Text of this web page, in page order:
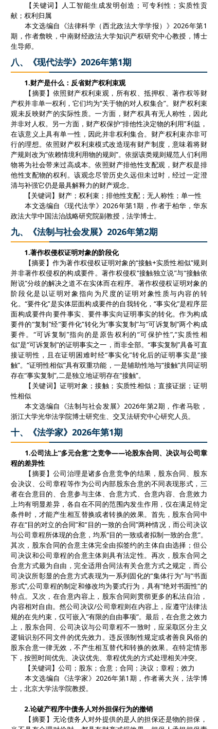
【 关键词 】 人工智能生成发明创造；可专利性；实质性贡
献；权利归属
本文选编自《法律科学（西北政法大学学报）》2026年第1
期，作者詹映，中南财经政法大学知识产权研究中心教授，博士
生导师。
八、《现代法学》2026年第1期
1.财产是什么：反省财产权利束观
【摘要】 依照财产权利束观，所有权、抵押权、著作权等财
产权并非单一权利，它们均为“关于物的对人权集合”。财产权利束
观未反映财产的实际性质。一方面，财产权具有无人称性，因此
并非对人权。另一方面，财产权保护“排他性决定物的利用”利益，
在该意义上具有单一性，因此并非权利集合。财产权利束亦非可
行的理想。依照财产权利束模式改造现有财产制度，意味着将财
产规则改为“依赖情境利用物的规则”。依据该类规则规范人们利用
物将为社会带来过高成本。依照财产排他性支配观，财产权是排
他性支配物的权利。该观念尽管历史久远但未过时，经过一定澄
清与补强它仍是最具解释力的财产观念。
【关键词】 财产；权利束；排他性支配；无人称性；单一性
本文选编自《现代法学》2026年第1期，作者于柏华，华东
政法大学中国法治战略研究院副教授 ，法学博士。
九、《法制与社会发展》2026年第2期
1.著作权侵权证明对象的阶段化
【摘要】 作为著作权侵权证明对象的“接触+实质性相似”规则
并非著作权侵权的构成要件。著作权侵权“接触独立说”与“接触依
附说”分歧的解决之道不在实体而在程序。著作权侵权证明对象的
阶段化是以证明对象指向为尺度的证明对象性质与内容的转
化。“要件化”是实体层面构成要件的自我转化，“事实化”是程序层
面构成要件向要件事实、要件事实向证明事实的转化。作为构成
要件的“复制”经“要件化”转化为“事实复制”与“可诉复制”两个构成
要件。“可诉复制”指向的是原告权利的“可保护性”,“实质性相
似”是“可诉复制”的证明事实之一，而非全部。“事实复制”具备可直
接证明性，且在证明困难时经“事实化”转化后的证明事实是“接
触”。“证明性相似”具有双重功能，一是辅助性地与“接触”共同证明
存在“事实复制”,二是独立地证明存在“接触”。
【 关键词】证明对象；接触；实质性相似；直接证据；证明
性相似
本文选编自《法制与社会发展》 2026年第2期，作者马歌 ，
浙江大学光华法学院博士研究生、交叉法研究中心研究人员。
十、《法学家》2026年第1期
1.公司法上“多元合意”之竞争——论股东合同、决议与公司章
程的差异性
【摘要】 公司治理是诸多合意竞争的结果，股东合同、股东
会决议、公司章程等作为公司内部股东合意的不同表现形式，三
者在合意目的、合意参与主体、合意方式、合意内容、合意效力
上均有明显差异，各自在不同的范围内发生作用，仅在满足特定
条件时，才能产生相互替换或者转换的效果。首先，股东合同中
存在“目的对立的合同”和“目的一致的合同”两种情况，而公司决议
与公司章程所体现的合意，均系“目的一致或者拟制一致的合意”。
其次，股东合同的合意主体完全由拟签约的主体自由选择；但公
司决议和公司章程的合意主体则具有法定性。再次，股东合同之
合意方式最为自由，完全适用合同法有关合意方式之规定，而公
司决议所彰显的合意方式表现为一系列固化的“集体行为”与“书面
形式”,公司章程的制定和修改均为要式行为，具有“绝对书面性”的
特点。又次，在合意内容上，股东合同则贯彻更多的私法自治，
内容相对自由。然公司决议/公司章程则在内容上，应遵守法律法
规的在先约束，仅可嵌入“有限的自由事项”。最后，在合意之效力
上，股东合同、公司决议与公司章程不一致时，应采取区分主义
逻辑识别不同文件的优先效力。违反强制性规定或者善良风俗的
股东合意一律无效，不产生相互替代和转换的效果。在特定情形
下，按照时间优先、决议优先、章程优先的方式处理相关冲突。
【关键词】公司 ； 股东 ；合意 ；合同 ；决议 ；章程 ；效力
本文选编自《法学家》 2026年第1 期，作者蒋大兴，法学博
士，北京大学法学院教授。
2.论破产程序中债务人对外担保行为的撤销
【摘要】 无论债务人对外提供的是人的担保还是物的担保，